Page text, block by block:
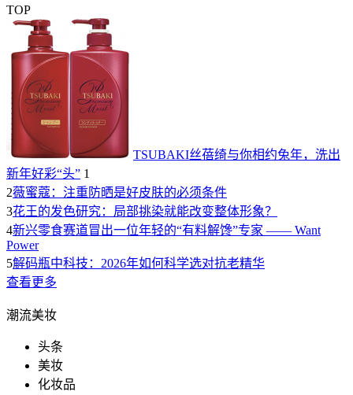
TOP
TSUBAKI丝蓓绮与你相约兔年，洗出
新年好彩“头” 1
2薇蜜蔻：注重防晒是好皮肤的必须条件
3花王的发色研究：局部挑染就能改变整体形象？
4新兴零食赛道冒出一位年轻的“有料解馋”专家 —— Want
Power
5解码瓶中科技：2026年如何科学选对抗老精华
查看更多
潮流美妆
头条
美妆
化妆品